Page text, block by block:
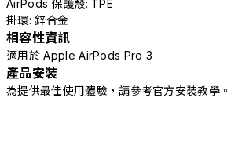
AirPods 保護殼: TPE
掛環: 鋅合金
相容性資訊
適用於 Apple AirPods Pro 3
產品安裝
為提供最佳使用體驗，請參考官方安裝教學。